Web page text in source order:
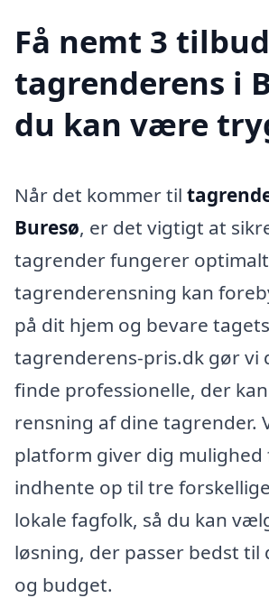
Få nemt 3
tagrenderens i
du kan være
Når det kommer til
Buresø, er det vigtigt at
tagrender fungerer
tagrenderensning kan
på dit hjem og bevare
tagrenderens-pris.dk gør vi
finde professionelle, der
rensning af dine tagrender.
platform giver dig mulighed
indhente op til tre
lokale fagfolk, så du kan
løsning, der passer bedst til
og budget.